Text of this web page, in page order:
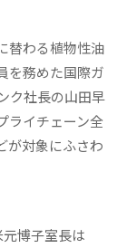
替わる植物性油
を務めた国際ガ
ク社長の山田早
ライチェーン全
が対象にふさわ
博子室長は